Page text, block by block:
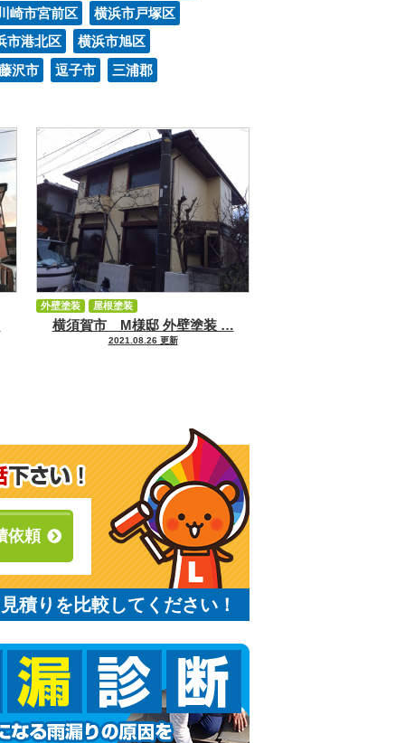
崎市宮前区
横浜市戸塚区
市港北区
横浜市旭区
沢市
逗子市 三浦郡
横須賀市 M様邸 外壁塗装 …
2021.08.26 更新
外壁塗装 屋根塗装
依頼
積りを比較してください！